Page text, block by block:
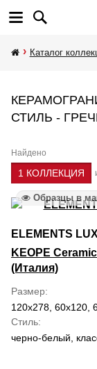
Каталог
СТИЛЬ -
Найдено
1 КОЛЛЕКЦИЯ
Образцы в
ELEMENTS LUX
KEOPE
(Италия)
Размер
120x278, 60x120,
Стиль
черно-белый,